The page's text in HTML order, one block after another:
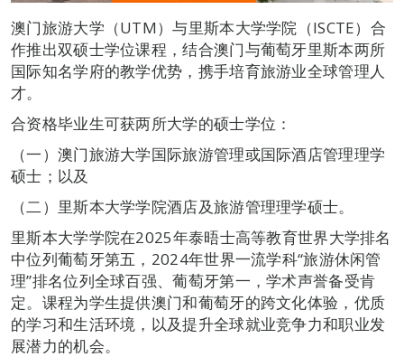
澳门旅游大学（UTM）与里斯本大学学院（ISCTE）合
作推出双硕士学位课程，结合澳门与葡萄牙里斯本两所
国际知名学府的教学优势，携手培育旅游业全球管理人
才。
合资格毕业生可获两所大学的硕士学位：
（一）澳门旅游大学国际旅游管理或国际酒店管理理学
硕士；以及
（二）里斯本大学学院酒店及旅游管理理学硕士。
里斯本大学学院在2025年泰晤士高等教育世界大学排名
中位列葡萄牙第五，2024年世界一流学科“旅游休闲管
理”排名位列全球百强、葡萄牙第一，学术声誉备受肯
定。课程为学生提供澳门和葡萄牙的跨文化体验，优质
的学习和生活环境，以及提升全球就业竞争力和职业发
展潜力的机会。